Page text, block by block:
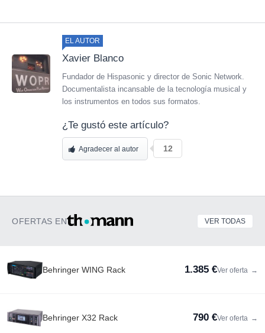
EL AUTOR
Xavier Blanco
Fundador de Hispasonic y director de Sonic Network.
Documentalista incansable de la tecnología musical y
los instrumentos en todos sus formatos.
¿Te gustó este artículo?
Agradecer al autor 12
OFERTAS EN VER TODAS
Behringer WING Rack 1.385 €Ver oferta →
Behringer X32 Rack 790 €Ver oferta →